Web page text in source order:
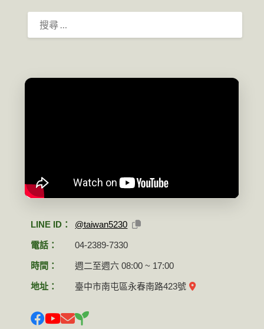
搜
尋：
LINE ID： @taiwan5230
電話： 04-2389-7330
時間： 週二至週六 08:00 ~ 17:00
地址： 臺中市南屯區永春南路423號